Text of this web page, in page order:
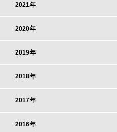
2021年
2020年
2019年
2018年
2017年
2016年